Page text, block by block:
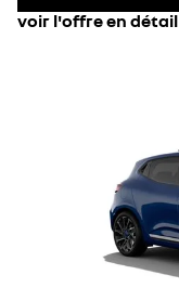
voir l'offre en détail